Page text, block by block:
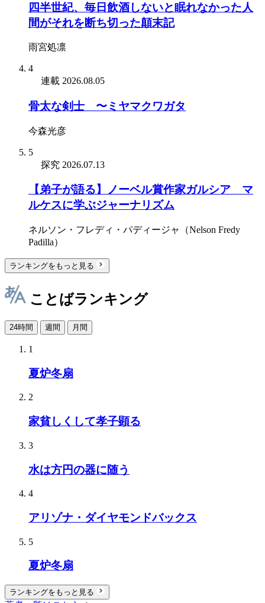
四半世紀、毎日飲酒しないと眠れなかった人
間がそれを断ち切った顛末記
雨宮処凛
4
連載 2026.08.05
骨太な剣士 〜ミヤマクワガタ
今森光彦
5
探究 2026.07.13
【弟子が語る】ノーベル賞作家ガルシア゠マ
ルケスに学ぶジャーナリズム
ネルソン・フレディ・パディージャ（Nelson Fredy
Padilla）
ランキングをもっと見る
ことばランキング
24時間 週間 月間
1
夏炉冬扇
2
家貧しくして孝子顕る
3
水は方円の器に随う
4
アリゾナ・ダイヤモンドバックス
5
夏炉冬扇
ランキングをもっと見る